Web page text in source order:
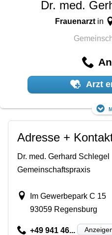
Dr. med.
Frauenarzt in
Arzt
Adresse +
Dr. med. Gerhard Schlegel
Gemeinschaftspraxis
Im Gewerbepark C 15
93059 Regensburg
+49 941 46...